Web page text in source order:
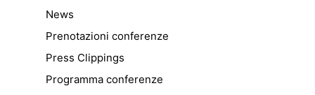
News
Prenotazioni conferenze
Press Clippings
Programma conferenze